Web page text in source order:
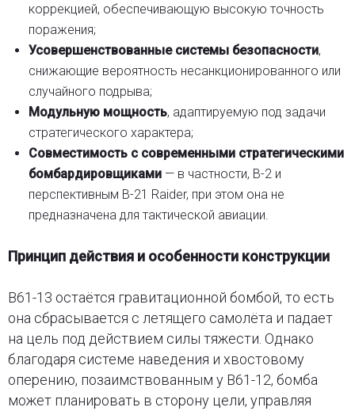
коррекцией, обеспечивающую высокую точность
поражения;
Усовершенствованные системы безопасности,
снижающие вероятность несанкционированного или
случайного подрыва;
Модульную мощность, адаптируемую под задачи
стратегического характера;
Совместимость с современными стратегическими
бомбардировщиками— в частности, B-2 и
перспективным B-21 Raider, при этом она не
предназначена для тактической авиации.
Принцип действия и особенности конструкции
B61-13 остаётся гравитационной бомбой, то есть
она сбрасывается с летящего самолёта и падает
на цель под действием силы тяжести. Однако
благодаря системе наведения и хвостовому
оперению, позаимствованным у B61-12, бомба
может планировать в сторону цели, управляя